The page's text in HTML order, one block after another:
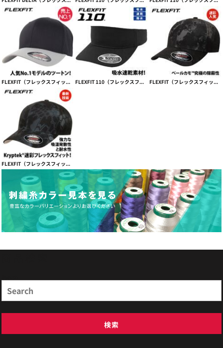
FLEXFIT（フレックスフィット）売上NO.1モデル WOOLY COMBED CAP – 2-TONE【本体価格(税抜)￥2,990】 FLEXFIT 110（フレックスフィット 110） COOL & DRY VISOR 【本体価格(税抜)￥3,390】 FLEXFIT（フレックスフィット） FLEXFIT VEIL CAMO CAP ベールカモフレックス【本体価格(税抜)￥3,990】
FLEXFIT（フレックスフィット） KRYPTEK® CAP【本体価格(税抜)￥4,290】
検索